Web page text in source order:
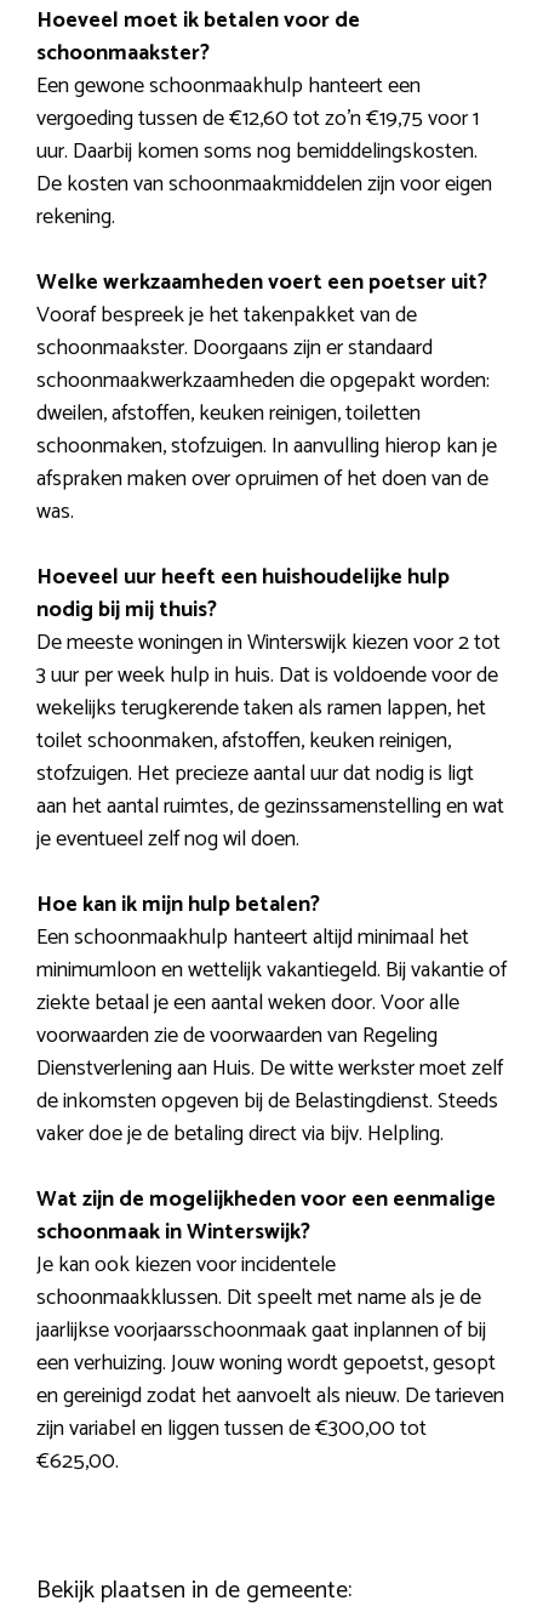
Hoeveel moet ik betalen voor de
schoonmaakster?
Een gewone schoonmaakhulp hanteert een
vergoeding tussen de €12,60 tot zo’n €19,75 voor 1
uur. Daarbij komen soms nog bemiddelingskosten.
De kosten van schoonmaakmiddelen zijn voor eigen
rekening.
Welke werkzaamheden voert een poetser uit?
Vooraf bespreek je het takenpakket van de
schoonmaakster. Doorgaans zijn er standaard
schoonmaakwerkzaamheden die opgepakt worden:
dweilen, afstoffen, keuken reinigen, toiletten
schoonmaken, stofzuigen. In aanvulling hierop kan je
afspraken maken over opruimen of het doen van de
was.
Hoeveel uur heeft een huishoudelijke hulp
nodig bij mij thuis?
De meeste woningen in Winterswijk kiezen voor 2 tot
3 uur per week hulp in huis. Dat is voldoende voor de
wekelijks terugkerende taken als ramen lappen, het
toilet schoonmaken, afstoffen, keuken reinigen,
stofzuigen. Het precieze aantal uur dat nodig is ligt
aan het aantal ruimtes, de gezinssamenstelling en wat
je eventueel zelf nog wil doen.
Hoe kan ik mijn hulp betalen?
Een schoonmaakhulp hanteert altijd minimaal het
minimumloon en wettelijk vakantiegeld. Bij vakantie of
ziekte betaal je een aantal weken door. Voor alle
voorwaarden zie de voorwaarden van Regeling
Dienstverlening aan Huis. De witte werkster moet zelf
de inkomsten opgeven bij de Belastingdienst. Steeds
vaker doe je de betaling direct via bijv. Helpling.
Wat zijn de mogelijkheden voor een eenmalige
schoonmaak in Winterswijk?
Je kan ook kiezen voor incidentele
schoonmaakklussen. Dit speelt met name als je de
jaarlijkse voorjaarsschoonmaak gaat inplannen of bij
een verhuizing. Jouw woning wordt gepoetst, gesopt
en gereinigd zodat het aanvoelt als nieuw. De tarieven
zijn variabel en liggen tussen de €300,00 tot
€625,00.
Bekijk plaatsen in de gemeente: